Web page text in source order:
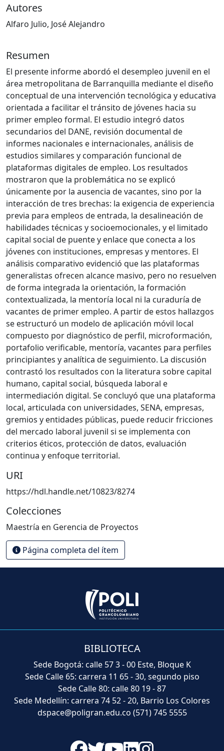
Autores
Alfaro Julio, José Alejandro
Resumen
El presente informe abordó el desempleo juvenil en el
área metropolitana de Barranquilla mediante el diseño
conceptual de una intervención tecnológica y educativa
orientada a facilitar el tránsito de jóvenes hacia su
primer empleo formal. El estudio integró datos
secundarios del DANE, revisión documental de
informes nacionales e internacionales, análisis de
estudios similares y comparación funcional de
plataformas digitales de empleo. Los resultados
mostraron que la problemática no se explicó
únicamente por la ausencia de vacantes, sino por la
interacción de tres brechas: la exigencia de experiencia
previa para empleos de entrada, la desalineación de
habilidades técnicas y socioemocionales, y el limitado
capital social de puente y enlace que conecta a los
jóvenes con instituciones, empresas y mentores. El
análisis comparativo evidenció que las plataformas
generalistas ofrecen alcance masivo, pero no resuelven
de forma integrada la orientación, la formación
contextualizada, la mentoría local ni la curaduría de
vacantes de primer empleo. A partir de estos hallazgos
se estructuró un modelo de aplicación móvil local
compuesto por diagnóstico de perfil, microformación,
portafolio verificable, mentoría, vacantes para perfiles
principiantes y analítica de seguimiento. La discusión
contrastó los resultados con la literatura sobre capital
humano, capital social, búsqueda laboral e
intermediación digital. Se concluyó que una plataforma
local, articulada con universidades, SENA, empresas,
gremios y entidades públicas, puede reducir fricciones
del mercado laboral juvenil si se implementa con
criterios éticos, protección de datos, evaluación
continua y enfoque territorial.
URI
https://hdl.handle.net/10823/8274
Colecciones
Maestría en Gerencia de Proyectos
Página completa del ítem
BIBLIOTECA
Sede Bogotá: calle 57 3 - 00 Este, Bloque K
Sede Calle 65: carrera 11 65 - 30, segundo piso
Sede Calle 80: calle 80 19 - 87
Sede Medellín: carrera 74 52 - 20, Barrio Los Colores
dspace@poligran.edu.co (571) 745 5555